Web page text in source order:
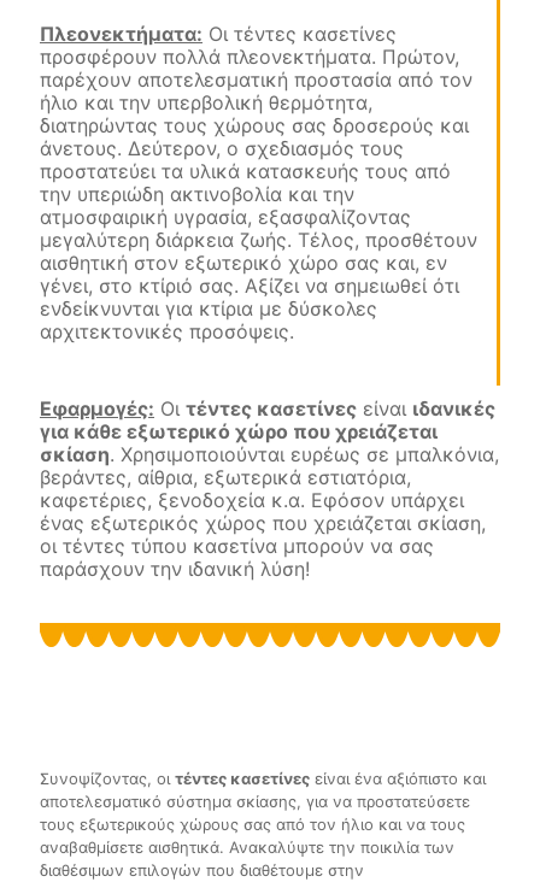
Πλεονεκτήματα: Οι τέντες κασετίνες
προσφέρουν πολλά πλεονεκτήματα. Πρώτον,
παρέχουν αποτελεσματική προστασία από τον
ήλιο και την υπερβολική θερμότητα,
διατηρώντας τους χώρους σας δροσερούς και
άνετους. Δεύτερον, ο σχεδιασμός τους
προστατεύει τα υλικά κατασκευής τους από
την υπεριώδη ακτινοβολία και την
ατμοσφαιρική υγρασία, εξασφαλίζοντας
μεγαλύτερη διάρκεια ζωής. Τέλος, προσθέτουν
αισθητική στον εξωτερικό χώρο σας και, εν
γένει, στο κτίριό σας. Αξίζει να σημειωθεί ότι
ενδείκνυνται για κτίρια με δύσκολες
αρχιτεκτονικές προσόψεις.
Εφαρμογές: Οι τέντες κασετίνες είναι ιδανικές
για κάθε εξωτερικό χώρο που χρειάζεται
σκίαση. Χρησιμοποιούνται ευρέως σε μπαλκόνια,
βεράντες, αίθρια, εξωτερικά εστιατόρια,
καφετέριες, ξενοδοχεία κ.α. Εφόσον υπάρχει
ένας εξωτερικός χώρος που χρειάζεται σκίαση,
οι τέντες τύπου κασετίνα μπορούν να σας
παράσχουν την ιδανική λύση!
Συνοψίζοντας, οι τέντες κασετίνες είναι ένα αξιόπιστο και
αποτελεσματικό σύστημα σκίασης, για να προστατεύσετε
τους εξωτερικούς χώρους σας από τον ήλιο και να τους
αναβαθμίσετε αισθητικά. Ανακαλύψτε την ποικιλία των
διαθέσιμων επιλογών που διαθέτουμε στην